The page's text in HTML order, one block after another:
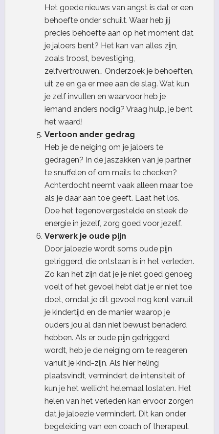
Het goede nieuws van angst is dat er een
behoefte onder schuilt. Waar heb jij
precies behoefte aan op het moment dat
je jaloers bent? Het kan van alles zijn,
zoals troost, bevestiging,
zelfvertrouwen… Onderzoek je behoeften,
uit ze en ga er mee aan de slag. Wat kun
je zelf invullen en waarvoor heb je
iemand anders nodig? Vraag hulp, je bent
het waard!
Vertoon ander gedrag
Heb je de neiging om je jaloers te
gedragen? In de jaszakken van je partner
te snuffelen of om mails te checken?
Achterdocht neemt vaak alleen maar toe
als je daar aan toe geeft. Laat het los.
Doe het tegenovergestelde en steek de
energie in jezelf, zorg goed voor jezelf.
Verwerk je oude pijn
Door jaloezie wordt soms oude pijn
getriggerd, die ontstaan is in het verleden.
Zo kan het zijn dat je je niet goed genoeg
voelt of het gevoel hebt dat je er niet toe
doet, omdat je dit gevoel nog kent vanuit
je kindertijd en de manier waarop je
ouders jou al dan niet bewust benaderd
hebben. Als er oude pijn getriggerd
wordt, heb je de neiging om te reageren
vanuit je kind-zijn. Als hier heling
plaatsvindt, vermindert de intensiteit of
kun je het wellicht helemaal loslaten. Het
helen van het verleden kan ervoor zorgen
dat je jaloezie vermindert. Dit kan onder
begeleiding van een coach of therapeut.